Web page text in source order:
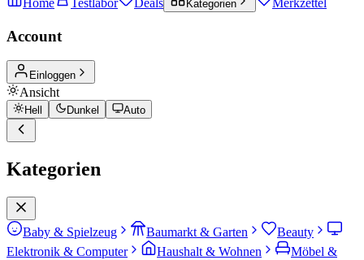
Kategorien
Account
Einloggen
Ansicht
Hell Dunkel Auto
Kategorien
Baby & Spielzeug Baumarkt & Garten
Beauty
Elektronik & Computer
Haushalt & Wohnen
Möbel &